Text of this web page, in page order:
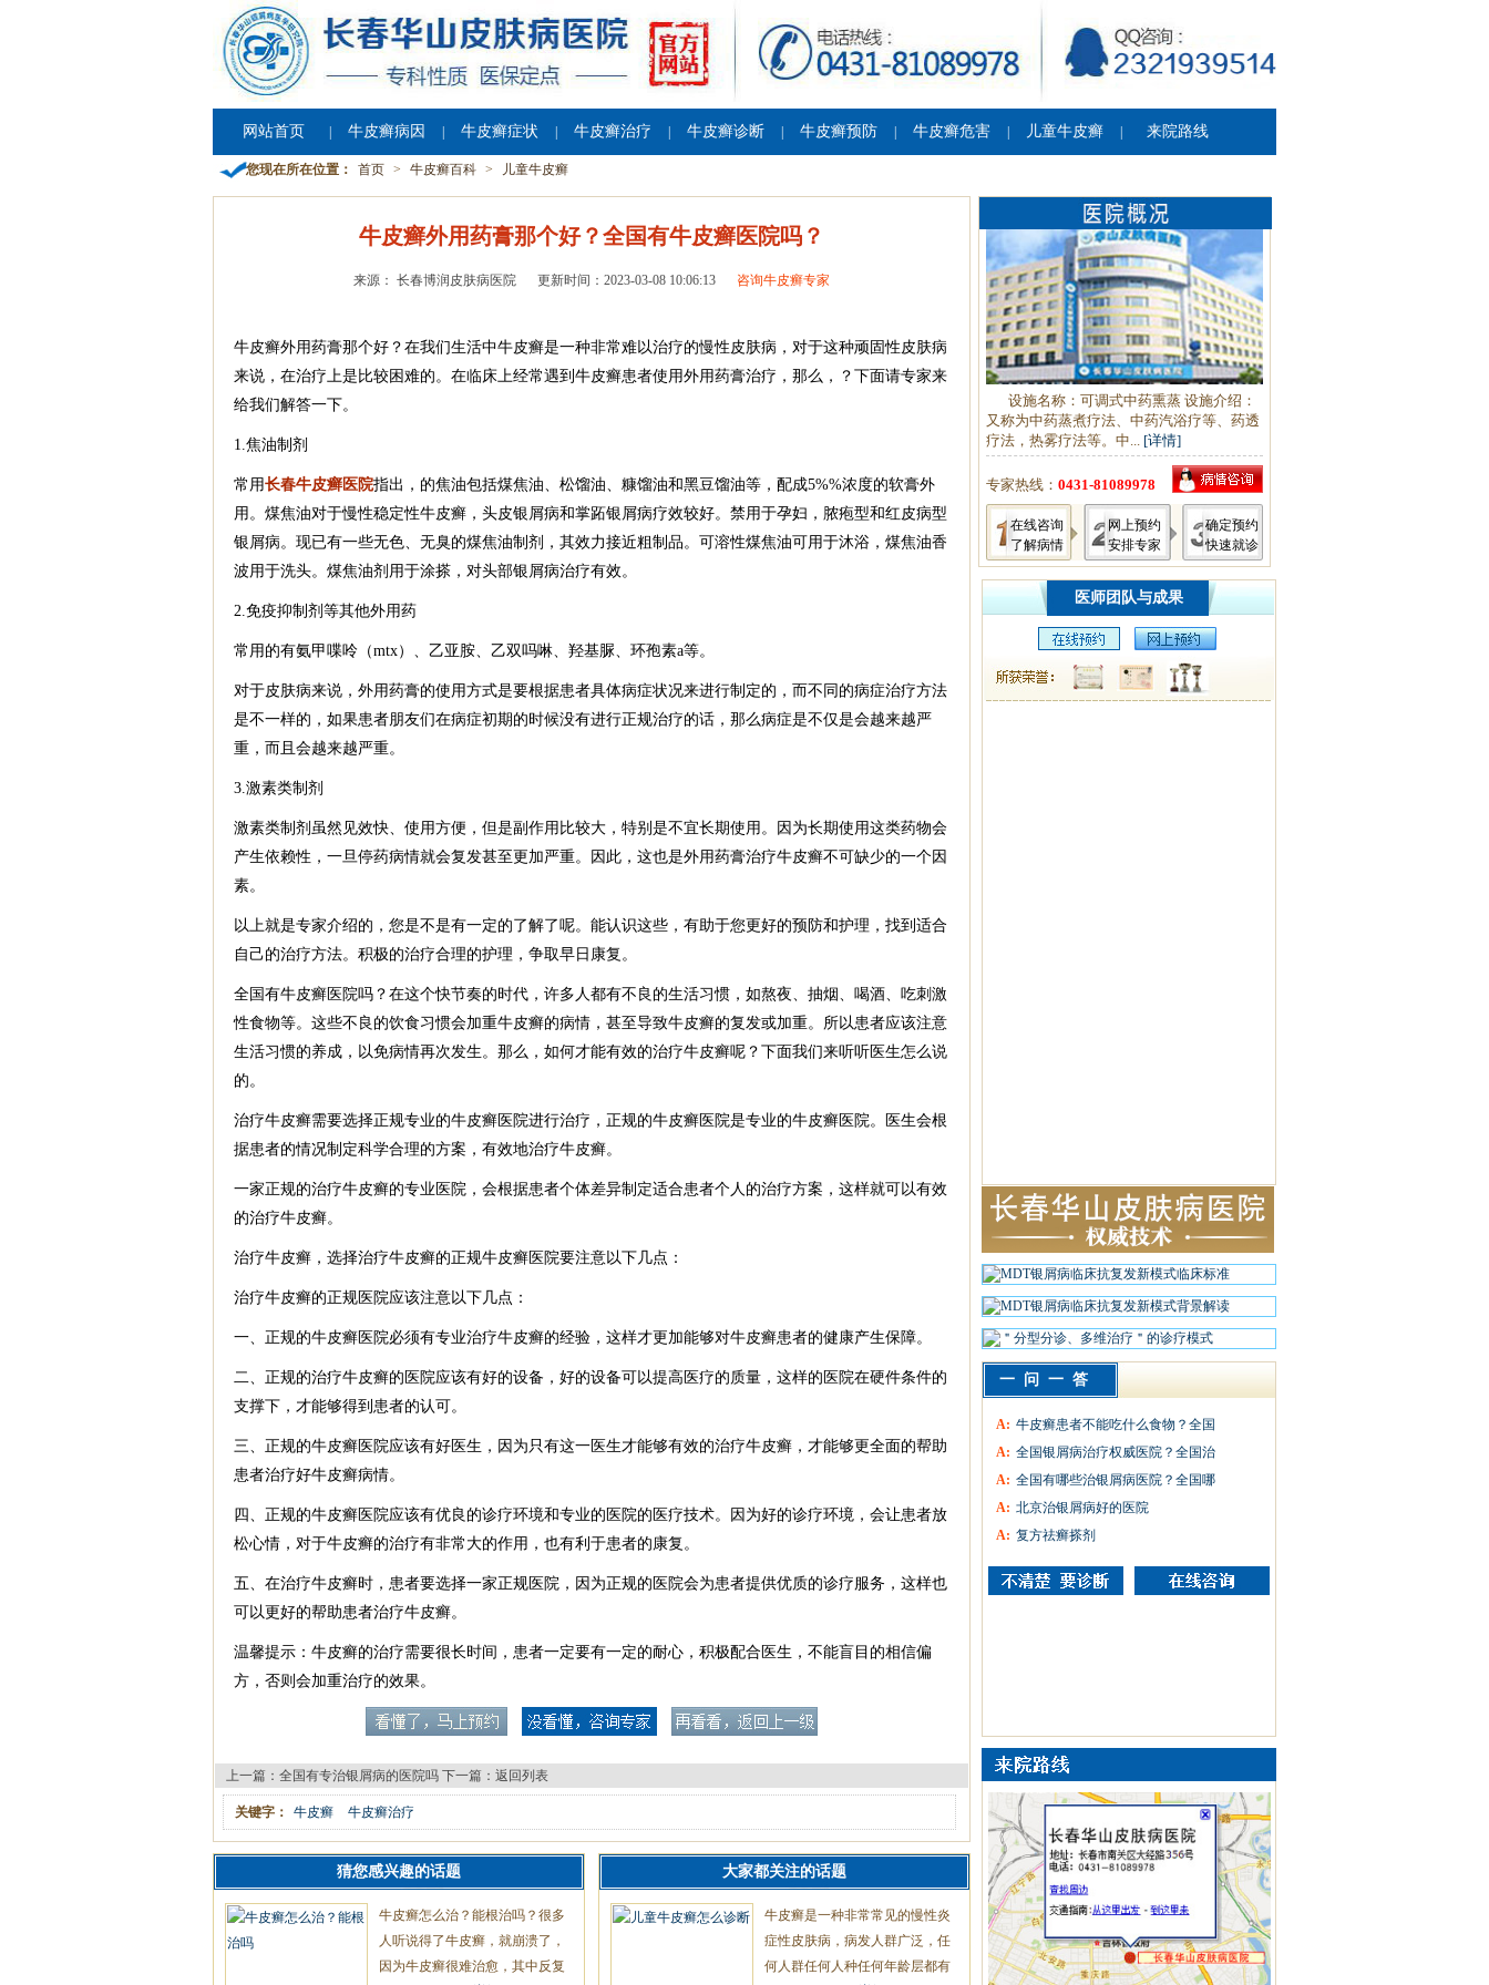
网站首页 牛皮癣病因 牛皮癣症状 牛皮癣治疗 牛皮癣诊断 牛皮癣预防 牛皮癣危害 儿童牛皮癣 来院路线
您现在所在位置： 首页 > 牛皮癣百科 > 儿童牛皮癣
牛皮癣外用药膏那个好？全国有牛皮癣医院吗？
来源： 长春博润皮肤病医院 更新时间：2023-03-08 10:06:13 咨询牛皮癣专家
牛皮癣外用药膏那个好？在我们生活中牛皮癣是一种非常难以治疗的慢性皮肤病，对于这种顽固性皮肤病
来说，在治疗上是比较困难的。在临床上经常遇到牛皮癣患者使用外用药膏治疗，那么，？下面请专家来
给我们解答一下。
1.焦油制剂
常用长春牛皮癣医院指出，的焦油包括煤焦油、松馏油、糠馏油和黑豆馏油等，配成5%%浓度的软膏外
用。煤焦油对于慢性稳定性牛皮癣，头皮银屑病和掌跖银屑病疗效较好。禁用于孕妇，脓疱型和红皮病型
银屑病。现已有一些无色、无臭的煤焦油制剂，其效力接近粗制品。可溶性煤焦油可用于沐浴，煤焦油香
波用于洗头。煤焦油剂用于涂搽，对头部银屑病治疗有效。
2.免疫抑制剂等其他外用药
常用的有氨甲喋呤（mtx）、乙亚胺、乙双吗啉、羟基脲、环孢素a等。
对于皮肤病来说，外用药膏的使用方式是要根据患者具体病症状况来进行制定的，而不同的病症治疗方法
是不一样的，如果患者朋友们在病症初期的时候没有进行正规治疗的话，那么病症是不仅是会越来越严
重，而且会越来越严重。
3.激素类制剂
激素类制剂虽然见效快、使用方便，但是副作用比较大，特别是不宜长期使用。因为长期使用这类药物会
产生依赖性，一旦停药病情就会复发甚至更加严重。因此，这也是外用药膏治疗牛皮癣不可缺少的一个因
素。
以上就是专家介绍的，您是不是有一定的了解了呢。能认识这些，有助于您更好的预防和护理，找到适合
自己的治疗方法。积极的治疗合理的护理，争取早日康复。
全国有牛皮癣医院吗？在这个快节奏的时代，许多人都有不良的生活习惯，如熬夜、抽烟、喝酒、吃刺激
性食物等。这些不良的饮食习惯会加重牛皮癣的病情，甚至导致牛皮癣的复发或加重。所以患者应该注意
生活习惯的养成，以免病情再次发生。那么，如何才能有效的治疗牛皮癣呢？下面我们来听听医生怎么说
的。
治疗牛皮癣需要选择正规专业的牛皮癣医院进行治疗，正规的牛皮癣医院是专业的牛皮癣医院。医生会根
据患者的情况制定科学合理的方案，有效地治疗牛皮癣。
一家正规的治疗牛皮癣的专业医院，会根据患者个体差异制定适合患者个人的治疗方案，这样就可以有效
的治疗牛皮癣。
治疗牛皮癣，选择治疗牛皮癣的正规牛皮癣医院要注意以下几点：
治疗牛皮癣的正规医院应该注意以下几点：
一、正规的牛皮癣医院必须有专业治疗牛皮癣的经验，这样才更加能够对牛皮癣患者的健康产生保障。
二、正规的治疗牛皮癣的医院应该有好的设备，好的设备可以提高医疗的质量，这样的医院在硬件条件的
支撑下，才能够得到患者的认可。
三、正规的牛皮癣医院应该有好医生，因为只有这一医生才能够有效的治疗牛皮癣，才能够更全面的帮助
患者治疗好牛皮癣病情。
四、正规的牛皮癣医院应该有优良的诊疗环境和专业的医院的医疗技术。因为好的诊疗环境，会让患者放
松心情，对于牛皮癣的治疗有非常大的作用，也有利于患者的康复。
五、在治疗牛皮癣时，患者要选择一家正规医院，因为正规的医院会为患者提供优质的诊疗服务，这样也
可以更好的帮助患者治疗牛皮癣。
温馨提示：牛皮癣的治疗需要很长时间，患者一定要有一定的耐心，积极配合医生，不能盲目的相信偏
方，否则会加重治疗的效果。
上一篇： 全国有专治银屑病的医院吗 下一篇： 返回列表
关键字： 牛皮癣 牛皮癣治疗
猜您感兴趣的话题
牛皮癣怎么治？能根治吗？很多
人听说得了牛皮癣，就崩溃了，
因为牛皮癣很难治愈，其中反复
大家都关注的话题
牛皮癣是一种非常常见的慢性炎
症性皮肤病，病发人群广泛，任
何人群任何人种任何年龄层都有
设施名称：可调式中药熏蒸 设施介绍：
又称为中药蒸煮疗法、中药汽浴疗等、药透
疗法，热雾疗法等。中... [详情]
专家热线： 0431-81089978
在线咨询
了解病情
网上预约
安排专家
确定预约
快速就诊
医师团队与成果
一问一答
A: 牛皮癣患者不能吃什么食物？全国
A: 全国银屑病治疗权威医院？全国治
A: 全国有哪些治银屑病医院？全国哪
A: 北京治银屑病好的医院
A: 复方祛癣搽剂